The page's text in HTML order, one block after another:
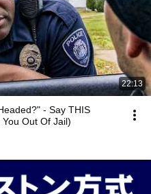
22:13
- Say THIS
Out Of Jail)